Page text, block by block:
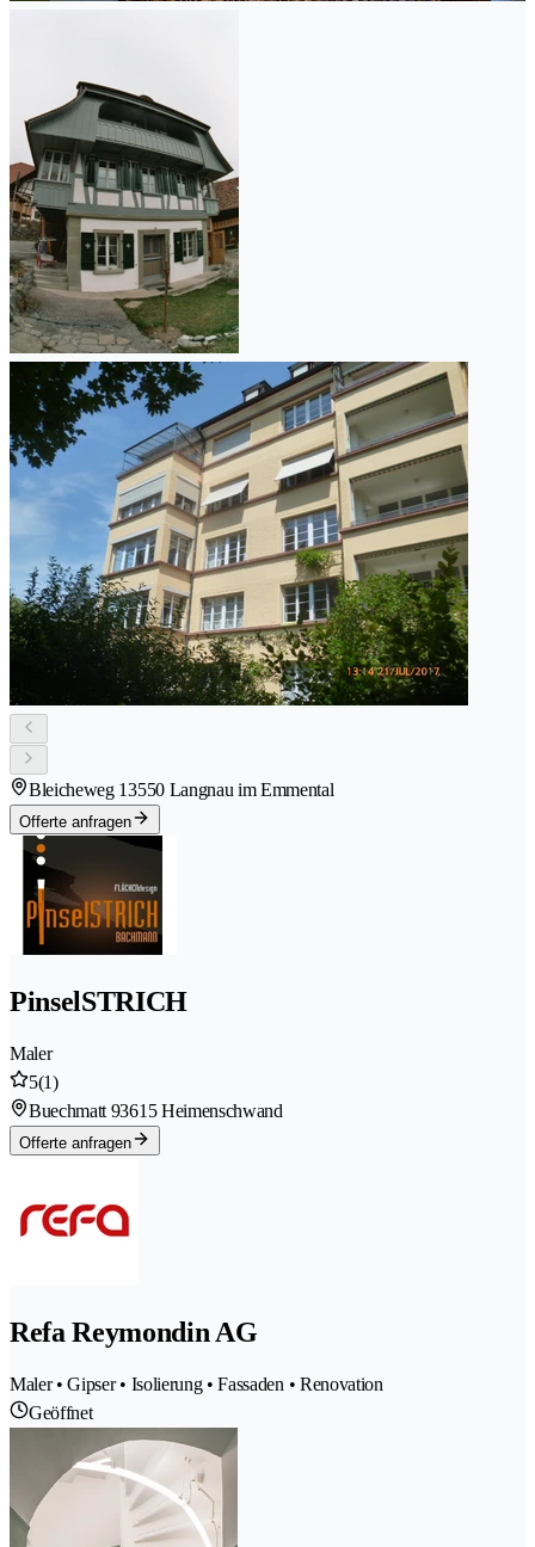
Bleicheweg 13550 Langnau im Emmental
Offerte anfragen
PinselSTRICH
Maler
5(1)
Buechmatt 93615 Heimenschwand
Offerte anfragen
Refa Reymondin AG
Maler • Gipser • Isolierung • Fassaden • Renovation
Geöffnet